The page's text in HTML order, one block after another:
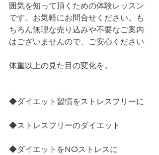
囲気を知って頂くための体験レッスン
です。お気軽にお問合せください。も
ちろん無理な売り込みや不要なご案内
はございませんので、ご安心ください
体重以上の見た目の変化を。
◆ダイエット習慣をストレスフリーに
◆ストレスフリーのダイエット
◆ダイエットをNOストレスに